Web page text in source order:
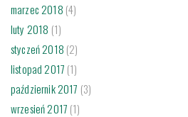
marzec 2018 (4)
luty 2018 (1)
styczeń 2018 (2)
listopad 2017 (1)
październik 2017 (3)
wrzesień 2017 (1)